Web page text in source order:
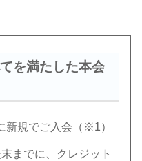
を満たした本会
新規でご入会（※1）
までに、クレジット